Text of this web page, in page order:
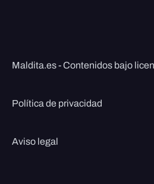
Maldita.es - Contenidos bajo
Política de privacidad
Aviso legal